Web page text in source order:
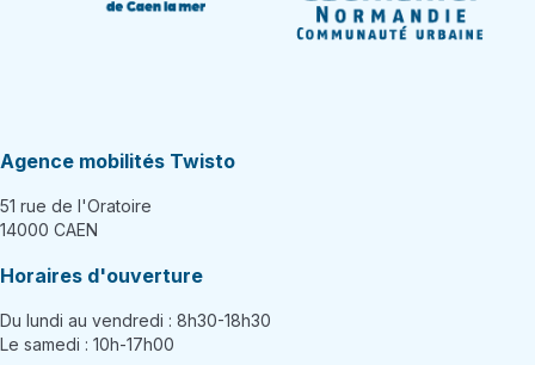
Agence mobilités Twisto
51 rue de l'Oratoire
14000 CAEN
Horaires d'ouverture
Du lundi au vendredi : 8h30-18h30
Le samedi : 10h-17h00